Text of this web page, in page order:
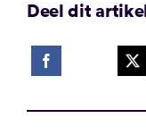
Deel dit